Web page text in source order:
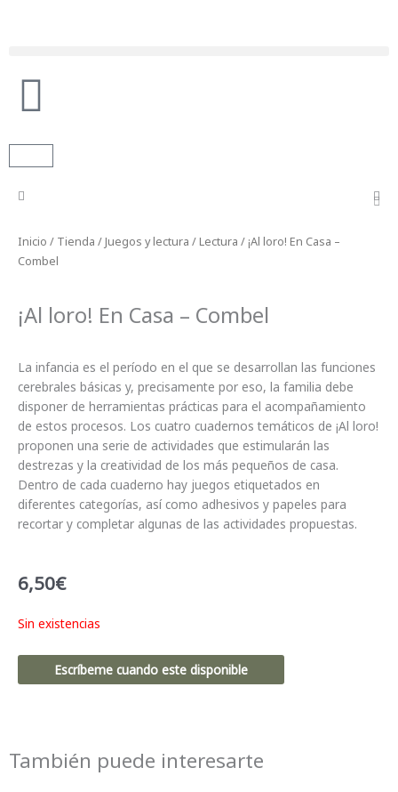
Inicio / Tienda / Juegos y lectura / Lectura / ¡Al loro! En Casa –
Combel
¡Al loro! En Casa – Combel
La infancia es el período en el que se desarrollan las funciones
cerebrales básicas y, precisamente por eso, la familia debe
disponer de herramientas prácticas para el acompañamiento
de estos procesos. Los cuatro cuadernos temáticos de ¡Al loro!
proponen una serie de actividades que estimularán las
destrezas y la creatividad de los más pequeños de casa.
Dentro de cada cuaderno hay juegos etiquetados en
diferentes categorías, así como adhesivos y papeles para
recortar y completar algunas de las actividades propuestas.
6,50€
Sin existencias
Escríbeme cuando este disponible
También puede interesarte